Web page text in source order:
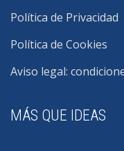
Política de Privacidad
Política de Cookies
Aviso legal:
MÁS QUE IDEAS